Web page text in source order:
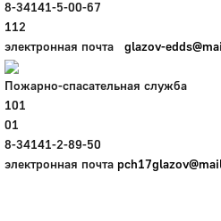
8-34141-5-00-67
112
электронная почта
glazov-
Пожарно-спасательная служба
101
01
8-34141-2-89-50
электронная почта